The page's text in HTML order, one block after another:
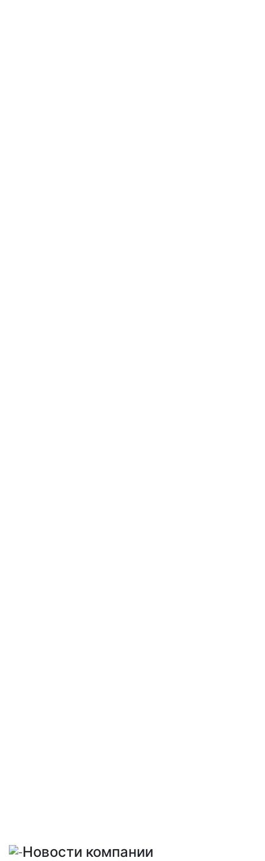
Новости компании